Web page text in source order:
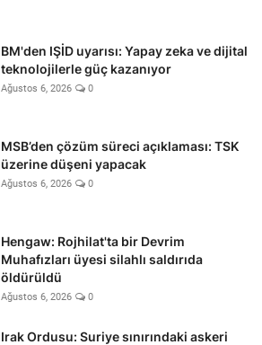
BM'den IŞİD uyarısı: Yapay zeka ve dijital
teknolojilerle güç kazanıyor
Ağustos 6, 2026 0
MSB’den çözüm süreci açıklaması: TSK
üzerine düşeni yapacak
Ağustos 6, 2026 0
Hengaw: Rojhilat'ta bir Devrim
Muhafızları üyesi silahlı saldırıda
öldürüldü
Ağustos 6, 2026 0
Irak Ordusu: Suriye sınırındaki askeri